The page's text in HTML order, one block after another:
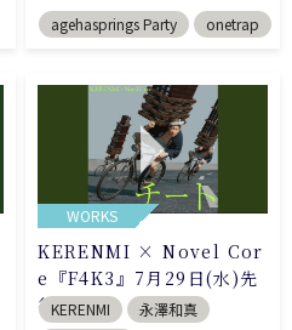
agehasprings Party onetrap
WORKS
KERENMI × Novel Cor
e『F4K3』7月29日(水)先
行配信
KERENMI
永澤和真